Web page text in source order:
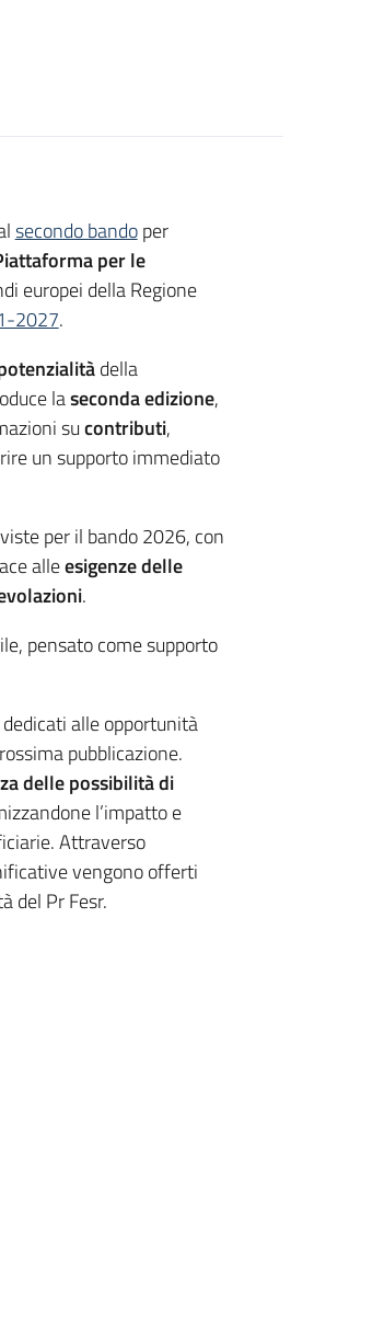
secondo bandoper
per le
europei della Regione
2027.
della
laseconda edizione,
sucontributi,
un supporto immediato
per il bando 2026, con
alleesigenze delle
.
pensato come supporto
alle opportunità
pubblicazione.
delle possibilità di
l’impatto e
Attraverso
vengono offerti
del Pr Fesr.